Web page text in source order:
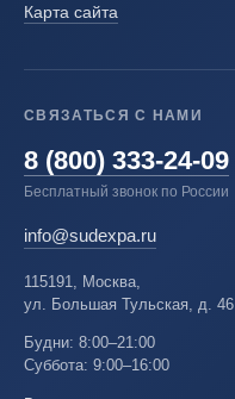
Карта сайта
СВЯЗАТЬСЯ С НАМИ
8 (800) 333-24-09
Бесплатный звонок по России
info@sudexpa.ru
115191, Москва,
ул. Большая Тульская, д. 46
Будни: 8:00–21:00
Суббота: 9:00–16:00